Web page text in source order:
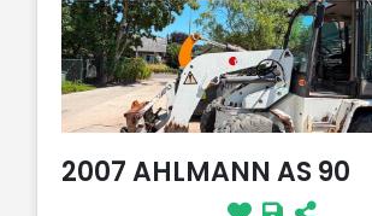
2007 AHLMANN AS 90